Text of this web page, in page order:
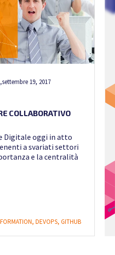
,settembre 19, 2017
COLLABORATIVO
Digitale oggi in atto
a svariati settori
e la centralità
DEVOPS, GITHUB